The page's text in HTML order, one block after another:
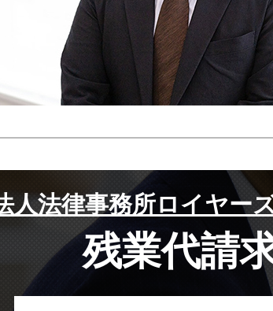
人法律事務所ロイヤー
残業代請